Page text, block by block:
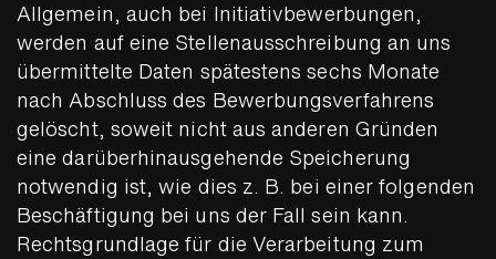
Allgemein, auch bei Initiativbewerbungen,
werden auf eine Stellenausschreibung an uns
übermittelte Daten spätestens sechs Monate
nach Abschluss des Bewerbungsverfahrens
gelöscht, soweit nicht aus anderen Gründen
eine darüberhinausgehende Speicherung
notwendig ist, wie dies z. B. bei einer folgenden
Beschäftigung bei uns der Fall sein kann.
Rechtsgrundlage für die Verarbeitung zum